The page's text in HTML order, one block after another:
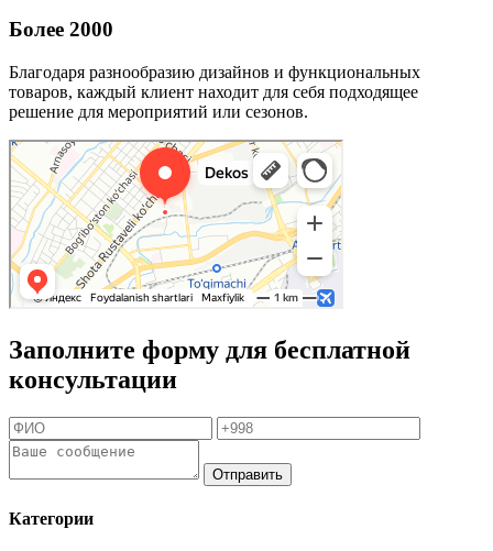
Более 2000
Благодаря разнообразию дизайнов и функциональных
товаров, каждый клиент находит для себя подходящее
решение для мероприятий или сезонов.
Заполните форму для бесплатной
консультации
Отправить
Категории